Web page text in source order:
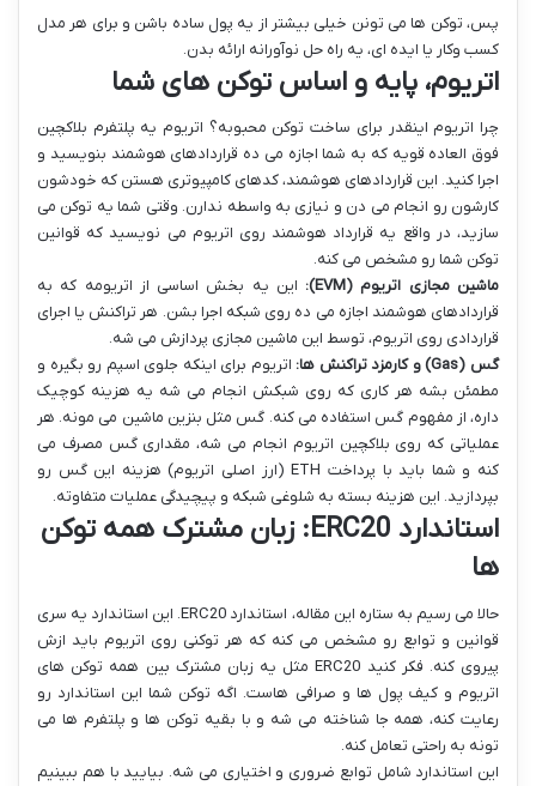
پس، توکن ها می تونن خیلی بیشتر از یه پول ساده باشن و برای هر مدل
کسب وکار یا ایده ای، یه راه حل نوآورانه ارائه بدن.
اتریوم، پایه و اساس توکن های شما
چرا اتریوم اینقدر برای ساخت توکن محبوبه؟ اتریوم یه پلتفرم بلاکچین
فوق العاده قویه که به شما اجازه می ده قراردادهای هوشمند بنویسید و
اجرا کنید. این قراردادهای هوشمند، کدهای کامپیوتری هستن که خودشون
کارشون رو انجام می دن و نیازی به واسطه ندارن. وقتی شما یه توکن می
سازید، در واقع یه قرارداد هوشمند روی اتریوم می نویسید که قوانین
توکن شما رو مشخص می کنه.
ماشین مجازی اتریوم (EVM):
این یه بخش اساسی از اتریومه که به
قراردادهای هوشمند اجازه می ده روی شبکه اجرا بشن. هر تراکنش یا اجرای
قراردادی روی اتریوم، توسط این ماشین مجازی پردازش می شه.
گس (Gas) و کارمزد تراکنش ها:
اتریوم برای اینکه جلوی اسپم رو بگیره و
مطمئن بشه هر کاری که روی شبکش انجام می شه یه هزینه کوچیک
داره، از مفهوم گس استفاده می کنه. گس مثل بنزین ماشین می مونه. هر
عملیاتی که روی بلاکچین اتریوم انجام می شه، مقداری گس مصرف می
کنه و شما باید با پرداخت ETH (ارز اصلی اتریوم) هزینه این گس رو
بپردازید. این هزینه بسته به شلوغی شبکه و پیچیدگی عملیات متفاوته.
استاندارد ERC20: زبان مشترک همه توکن
ها
حالا می رسیم به ستاره این مقاله، استاندارد ERC20. این استاندارد یه سری
قوانین و توابع رو مشخص می کنه که هر توکنی روی اتریوم باید ازش
پیروی کنه. فکر کنید ERC20 مثل یه زبان مشترک بین همه توکن های
اتریوم و کیف پول ها و صرافی هاست. اگه توکن شما این استاندارد رو
رعایت کنه، همه جا شناخته می شه و با بقیه توکن ها و پلتفرم ها می
تونه به راحتی تعامل کنه.
این استاندارد شامل توابع ضروری و اختیاری می شه. بیایید با هم ببینیم